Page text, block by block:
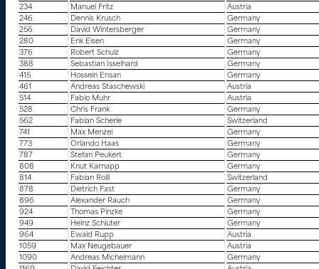
234
Manuel Fritz
Austria
246
Dennis Krusch
Germany
256
David Wintersberger
Germany
280
Erik Eisen
Germany
376
Robert Schulz
Germany
388
Sebastian Isselhard
Germany
415
Hossein Ensan
Germany
461
Andreas Staschewski
Austria
514
Fabio Muhr
Austria
528
Chris Frank
Germany
562
Fabian Scherle
Switzerland
741
Max Menzel
Germany
773
Orlando Haas
Germany
787
Stefan Peukert
Germany
808
Knut Karnapp
Germany
814
Fabian Rolli
Switzerland
878
Dietrich Fast
Germany
896
Alexander Rauch
Germany
924
Thomas Pinzke
Germany
949
Heinz Schluter
Germany
964
Ewald Rupp
Austria
1059
Max Neugebauer
Austria
1090
Andreas Michelmann
Germany